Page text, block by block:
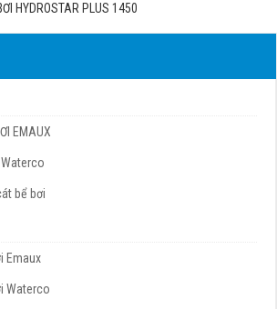
HYDROSTAR PLUS 1450
EMAUX
bể bơi
Emaux
Waterco